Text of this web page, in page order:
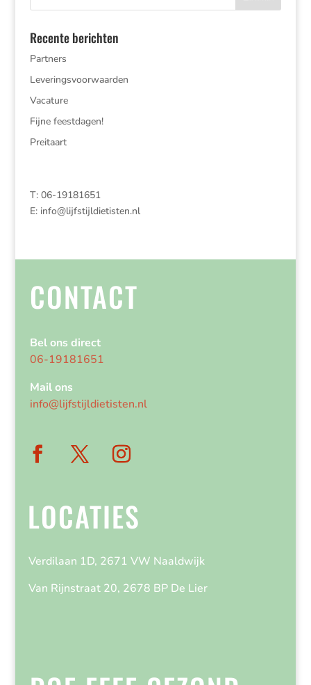
Recente berichten
Partners
Leveringsvoorwaarden
Vacature
Fijne feestdagen!
Preitaart
T: 06-19181651
E: info@lijfstijldietisten.nl
CONTACT
Bel ons direct
06-19181651
Mail ons
info@lijfstijldietisten.nl
LOCATIES
Verdilaan 1D, 2671 VW Naaldwijk
Van Rijnstraat 20, 2678 BP De Lier